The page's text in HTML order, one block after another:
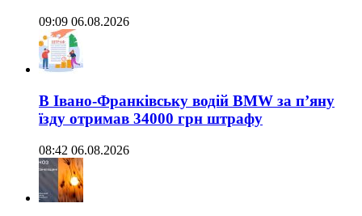
09:09 06.08.2026
В Івано-Франківську водій BMW за п’яну
їзду отримав 34000 грн штрафу
08:42 06.08.2026